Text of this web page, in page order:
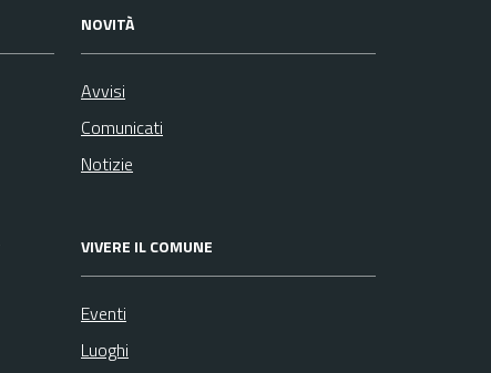
NOVITÀ
Avvisi
Comunicati
Notizie
VIVERE IL COMUNE
Eventi
Luoghi